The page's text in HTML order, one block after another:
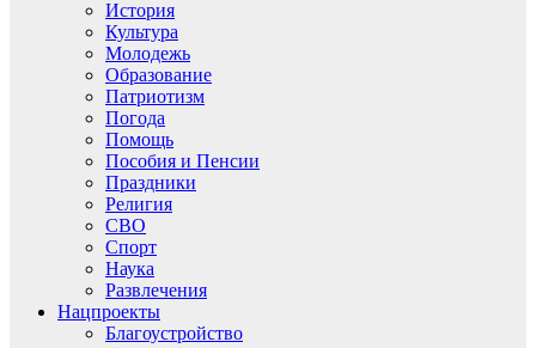
История
Культура
Молодежь
Образование
Патриотизм
Погода
Помощь
Пособия и Пенсии
Праздники
Религия
СВО
Спорт
Наука
Развлечения
Нацпроекты
Благоустройство